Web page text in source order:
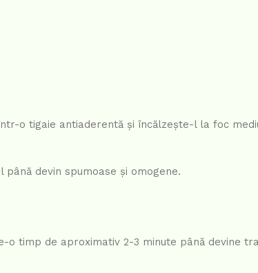
o tigaie antiaderentă și încălzește-l la foc
devin spumoase și omogene.
o timp de aproximativ 2-3 minute până devine